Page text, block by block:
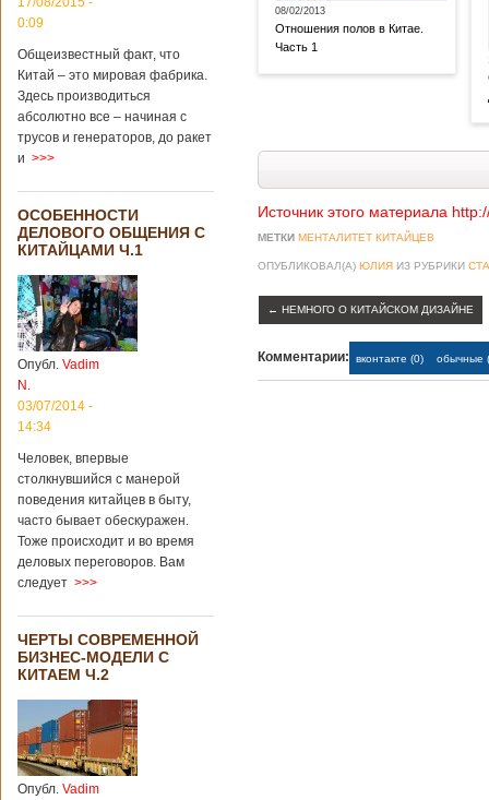
0:09
Общеизвестный факт, что
Китай – это мировая фабрика.
Здесь производиться
абсолютно все – начиная с
трусов и генераторов, до ракет
и >>>
ОСОБЕННОСТИ
ДЕЛОВОГО ОБЩЕНИЯ С
КИТАЙЦАМИ Ч.1
Опубл. Vadim
N.
03/07/2014 -
14:34
Человек, впервые
столкнувшийся с манерой
поведения китайцев в быту,
часто бывает обескуражен.
Тоже происходит и во время
деловых переговоров. Вам
следует >>>
ЧЕРТЫ СОВРЕМЕННОЙ
БИЗНЕС-МОДЕЛИ С
КИТАЕМ Ч.2
Опубл. Vadim
08/02/2013
Отношения полов в Китае.
Часть 1
Источник этого материала
МЕТКИ МЕНТАЛИТЕТ КИТАЙЦЕВ
ОПУБЛИКОВАЛ(А) ЮЛИЯ ИЗ РУБРИКИ
← НЕМНОГО О КИТАЙСКОМ ДИЗАЙНЕ
Комментарии: вконтакте (0) обычные